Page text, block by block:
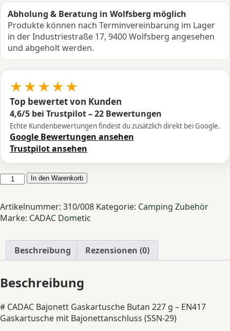
Abholung & Beratung in Wolfsberg möglich
Produkte können nach Terminvereinbarung im Lager
in der Industriestraße 17, 9400 Wolfsberg angesehen
und abgeholt werden.
★★★★★
Top bewertet von Kunden
4,6/5 bei Trustpilot – 22 Bewertungen
Echte Kundenbewertungen findest du zusätzlich direkt bei Google.
Google Bewertungen ansehen
Trustpilot ansehen
CADAC
Butan
227g
In den Warenkorb
Artikelnummer: 310/008 Kategorie: Camping Zubehör
Marke: CADAC Dometic
Beschreibung Rezensionen (0)
Beschreibung
# CADAC Bajonett Gaskartusche Butan 227 g – EN417
Gaskartusche mit Bajonettanschluss (SSN-29)